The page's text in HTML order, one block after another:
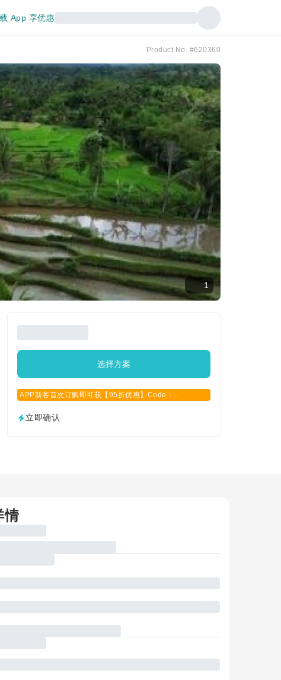
App 享优惠
Product No. #620360
1
选择方案
APP新客首次订购即可获【95折优惠】Code：
立即确认
情